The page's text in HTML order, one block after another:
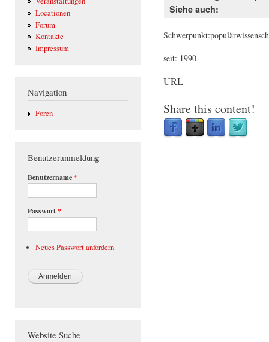
Locationen
Forum
Kontakte
Impressum
Navigation
Foren
Benutzeranmeldung
Benutzername*
Passwort*
Neues Passwort anfordern
Website Suche
Siehe auch:
seit: 1990
URL
Share this content!